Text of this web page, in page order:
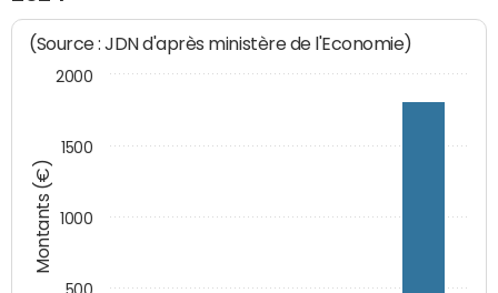
Montants (€)
(Source : JDN d'après ministère de l'Economie)
500
1000
1500
2000